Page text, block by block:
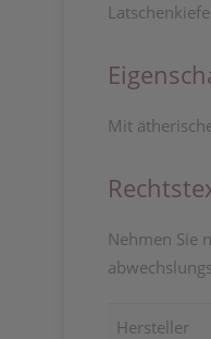
Mit
Nehmen Sie
Hersteller